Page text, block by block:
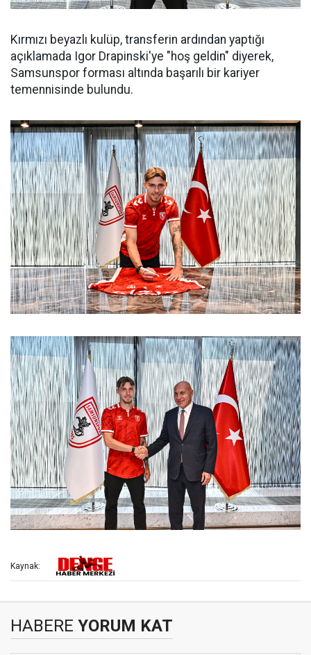
Kırmızı beyazlı kulüp, transferin ardından yaptığı
açıklamada Igor Drapinski'ye "hoş geldin" diyerek,
Samsunspor forması altında başarılı bir kariyer
temennisinde bulundu.
Kaynak:
HABERE YORUM KAT